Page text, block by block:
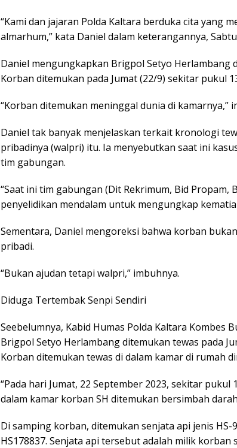
“Kami dan jajaran Polda Kaltara berduka cita yang
almarhum,” kata Daniel dalam keterangannya,
Daniel mengungkapkan Brigpol Setyo Herlambang
Korban ditemukan pada Jumat (22/9) sekitar pukul
“Korban ditemukan meninggal dunia di kamarnya,”
Daniel tak banyak menjelaskan terkait kronologi
pribadinya (walpri) itu. Ia menyebutkan saat ini
tim gabungan.
“Saat ini tim gabungan (Dit Rekrimum, Bid Propam,
penyelidikan mendalam untuk mengungkap
Sementara, Daniel mengoreksi bahwa korban
pribadi.
“Bukan ajudan tetapi walpri,” imbuhnya.
Diduga Tertembak Senpi Sendiri
Seebelumnya, Kabid Humas Polda Kaltara Kombes
Brigpol Setyo Herlambang ditemukan tewas pada
Korban ditemukan tewas di dalam kamar di rumah
“Pada hari Jumat, 22 September 2023, sekitar pukul
dalam kamar korban SH ditemukan bersimbah
Di samping korban, ditemukan senjata api jenis HS-
HS178837. Senjata api tersebut adalah milik